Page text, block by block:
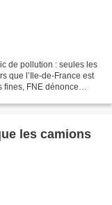
de pollution : seules les
que l’Ile-de-France est
fines, FNE dénonce
les camions